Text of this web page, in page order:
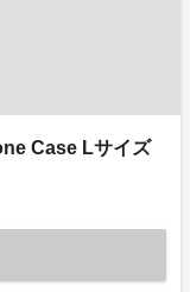
Case Lサイズ